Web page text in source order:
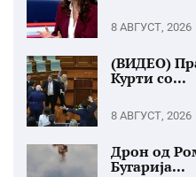
8 АВГУСТ, 2026
(ВИДЕО)
Курти со...
8 АВГУСТ, 2026
Дрон од
Бугарија...